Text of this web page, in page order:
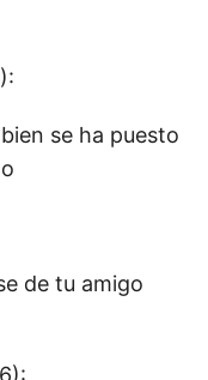
se ha puesto
de tu amigo